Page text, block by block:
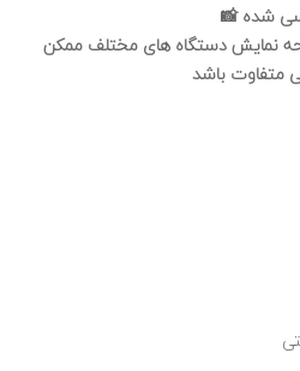
شده 📸
نمایش دستگاه های مختلف ممکن
متفاوت باشد